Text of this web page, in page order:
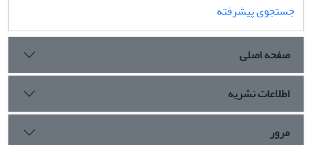
جستجوی پیشرفته
صفحه اصلی
اطلاعات نشریه
مرور